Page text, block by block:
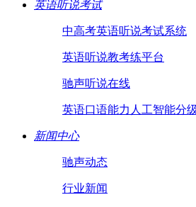
英语听说考试
中高考英语听说考试系统
英语听说教考练平台
驰声听说在线
英语口语能力人工智能分
新闻中心
驰声动态
行业新闻